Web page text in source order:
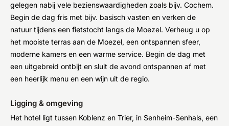
gelegen nabij vele bezienswaardigheden zoals bijv. Cochem.
Begin de dag fris met bijv. basisch vasten en verken de
natuur tijdens een fietstocht langs de Moezel. Verheug u op
het mooiste terras aan de Moezel, een ontspannen sfeer,
moderne kamers en een warme service. Begin de dag met
een uitgebreid ontbijt en sluit de avond ontspannen af met
een heerlijk menu en een wijn uit de regio.
Ligging & omgeving
Het hotel ligt tussen Koblenz en Trier, in Senheim-Senhals, een